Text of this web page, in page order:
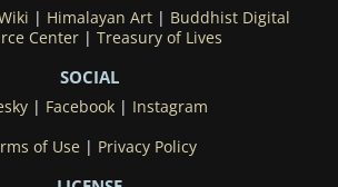
| Himalayan Art| Buddhist Digital
Center | Treasury of Lives
SOCIAL
| Facebook| Instagram
of Use | Privacy Policy